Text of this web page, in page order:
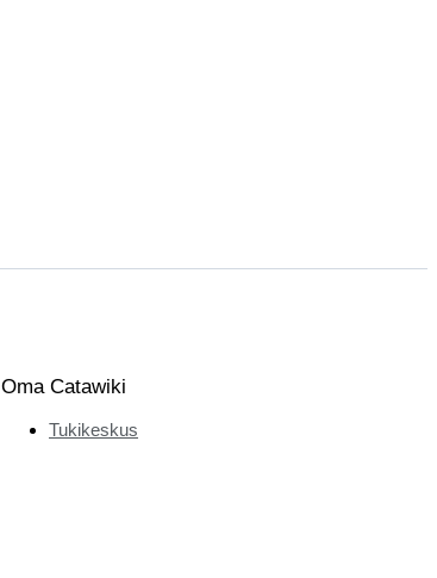
Oma Catawiki
Tukikeskus